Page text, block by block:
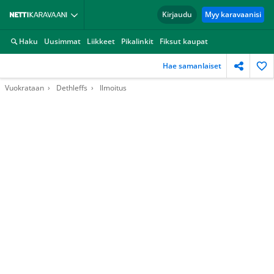
Kirjaudu Myy karavaanisi
Haku Uusimmat Liikkeet Pikalinkit Fiksut kaupat
Hae samanlaiset
Vuokrataan Dethleffs Ilmoitus